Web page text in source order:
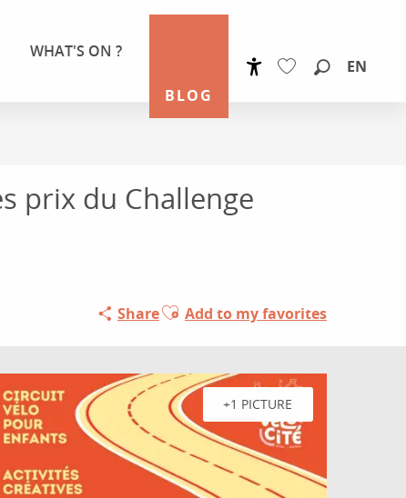
BLOG
EN
WHAT'S ON ?
prix du Challenge
ShareAjouter aux favoris
Add to my favorites
+1 PICTURE